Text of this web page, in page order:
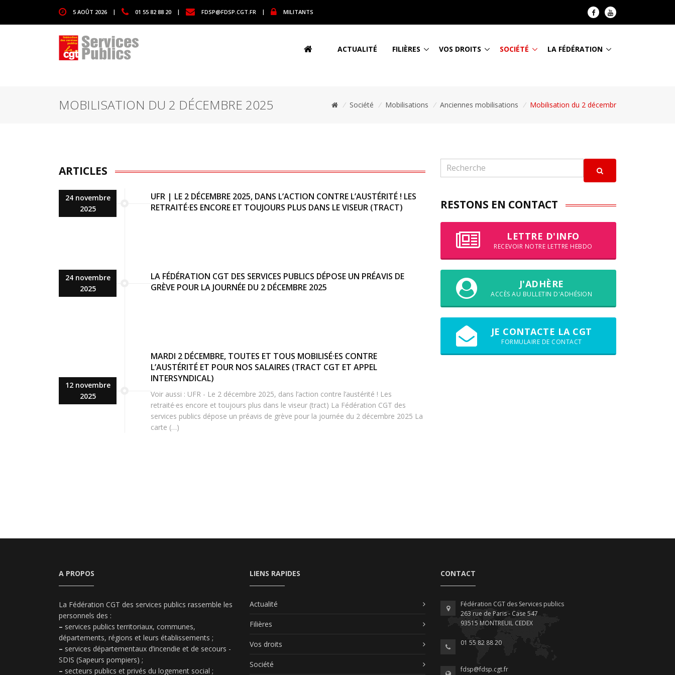
5 AOÛT 2026 | 01 55 82 88 20 | FDSP@FDSP.CGT.FR | MILITANTS
ACTUALITÉ FILIÈRES VOS DROITS SOCIÉTÉ LA FÉDÉRATION
MOBILISATION DU 2 DÉCEMBRE 2025 / Société / Mobilisations / Anciennes mobilisations / Mobilisation du 2 décembr
ARTICLES
24 novembre
2025
UFR | LE 2 DÉCEMBRE 2025, DANS L’ACTION CONTRE L’AUSTÉRITÉ ! LES
RETRAITÉ·ES ENCORE ET TOUJOURS PLUS DANS LE VISEUR (TRACT)
24 novembre
2025
LA FÉDÉRATION CGT DES SERVICES PUBLICS DÉPOSE UN PRÉAVIS DE
GRÈVE POUR LA JOURNÉE DU 2 DÉCEMBRE 2025
12 novembre
2025
MARDI 2 DÉCEMBRE, TOUTES ET TOUS MOBILISÉ·ES CONTRE
L’AUSTÉRITÉ ET POUR NOS SALAIRES (TRACT CGT ET APPEL
INTERSYNDICAL)
Voir aussi : UFR - Le 2 décembre 2025, dans l’action contre l’austérité ! Les
retraité·es encore et toujours plus dans le viseur (tract) La Fédération CGT des
services publics dépose un préavis de grève pour la journée du 2 décembre 2025 La
carte (…)
RESTONS EN CONTACT
LETTRE D'INFO
RECEVOIR NOTRE LETTRE HEBDO
J'ADHÈRE
ACCÈS AU BULLETIN D'ADHÉSION
JE CONTACTE LA CGT
FORMULAIRE DE CONTACT
A PROPOS
La Fédération CGT des services publics rassemble les
personnels des :
– services publics territoriaux, communes,
départements, régions et leurs établissements ;
– services départementaux d’incendie et de secours -
SDIS (Sapeurs pompiers) ;
– secteurs publics et privés du logement social ;
LIENS RAPIDES
Actualité
Filières
Vos droits
Société
CONTACT
Fédération CGT des Services publics
263 rue de Paris - Case 547
93515 MONTREUIL CEDEX
01 55 82 88 20
fdsp@fdsp.cgt.fr